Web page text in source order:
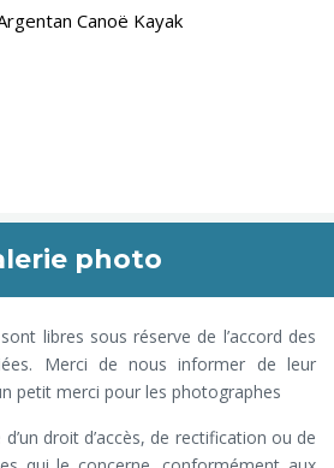
photo
libres sous réserve de l’accord des
Merci de nous informer de leur
petit merci pour les photographes
droit d’accès, de rectification ou de